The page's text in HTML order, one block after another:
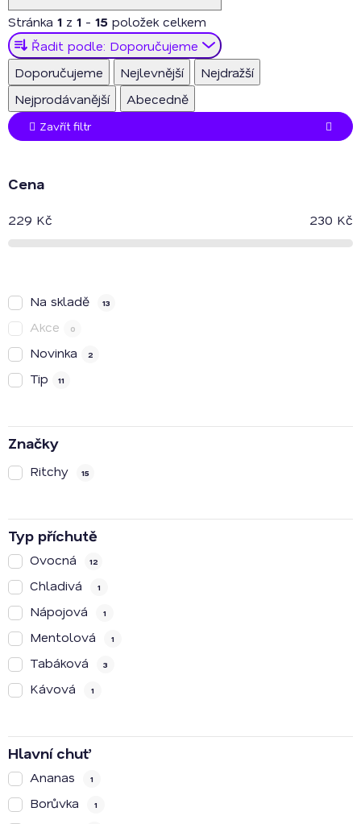
Stránka 1 z 1 - 15 položek celkem
Ř
a
z
e
n
r
d
u
t
ů
Řadit podle: Doporučujeme
Doporučujeme
Nejlevnější
Nejdražší
Nejprodávanější
Abecedně
Zavřít filtr
Cena
229 Kč 230 Kč
Na skladě 13
Akce 0
Novinka 2
Tip 11
Značky
Ritchy 15
Typ příchutě
Ovocná 12
Chladivá 1
Nápojová 1
Mentolová 1
Tabáková 3
Kávová 1
Hlavní chuť
Ananas 1
Borůvka 1